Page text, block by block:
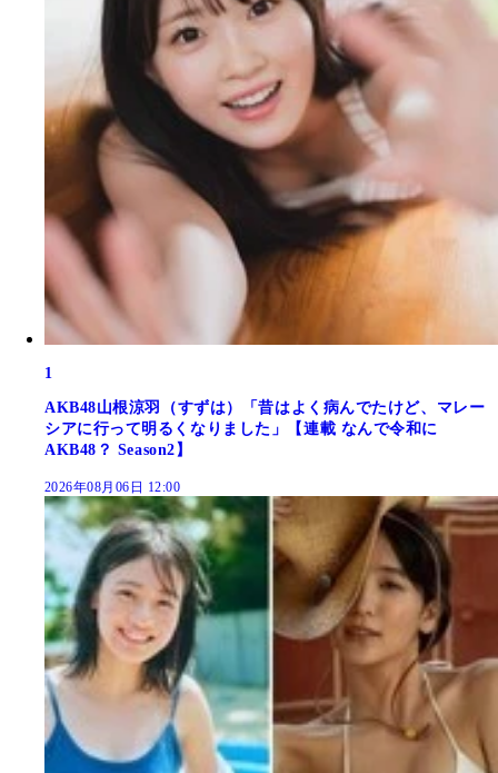
1
AKB48山根涼羽（すずは）「昔はよく病んでたけど、マレー
シアに行って明るくなりました」【連載 なんで令和に
AKB48？ Season2】
2026年08月06日 12:00